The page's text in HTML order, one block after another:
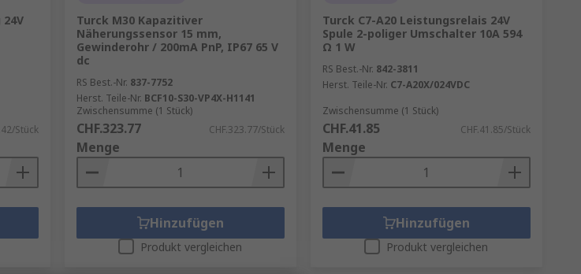
Stück
Turck M30 Kapazitiver
Näherungssensor 15 mm,
Gewinderohr / 200mA PnP, IP67 65 V
dc
RS Best.-Nr. 837-7752
Herst. Teile-Nr. BCF10-S30-VP4X-H1141
Zwischensumme (1 Stück)
CHF.323.77 CHF.323.77/Stück
Menge
Hinzufügen
Produkt vergleichen
Turck C7-A20 Leistungsrelais 24V
Spule 2-poliger Umschalter 10A 594
Ω 1 W
RS Best.-Nr. 842-3811
Herst. Teile-Nr. C7-A20X/024VDC
Zwischensumme (1 Stück)
CHF.41.85 CHF.41.85/Stück
Menge
Hinzufügen
Produkt vergleichen